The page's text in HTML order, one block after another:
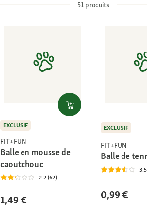
51produits
EXCLUSIF
FIT+FUN
Balle en mousse de
caoutchouc
2.2 (62)
1,49 €
EXCLUSIF
FIT+FUN
Balle de
0,99 €